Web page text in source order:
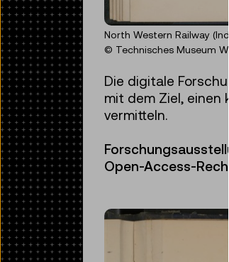
North Western Railway
© Technisches Museum
Die digitale
mit dem Ziel,
vermitteln.
Open-Access-